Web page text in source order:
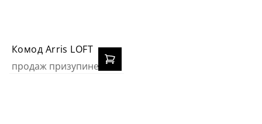
Комод Arris LOFT
продаж призупинено